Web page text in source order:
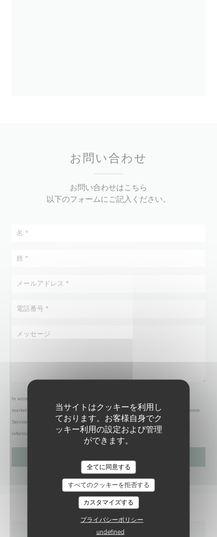
当サイトはクッキーを利用し
ております。お客様自身でク
ッキー利用の設定および管理
ができます。
全てに同意する
すべてのクッキーを拒否する
カスタマイズする
プライバシーポリシー
undefined
お問い合わせ
お問い合わせはこちら
以下のフォームにご記入ください。
In accordance with data protection regulations, you have the right to opt out of
marketing communications. UK residents can register with the Telephone Preference
Service at
tpsonline.org.uk. US residents can register atdonotcall.gov
information about how we process your data, please see our
privacy policy
L'AUBERGE AUX 4 SAISONS